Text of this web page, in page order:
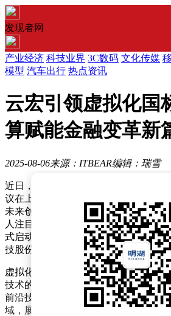
发现者网
产业经济 科技业界 3C数码 文化传媒
模型 汽车出行 热点资讯
云宏引领虚拟化国
算赋能金融变革新
2025-08-06来源：ITBEAR编辑：瑞雪
近日，一场聚焦于云计算标准化与金
议在上海盛大召开。此次会议以“智算
未来创新”为核心议题，吸引了众多行
人注目的是，虚拟化技术的国家标准
式启动，这一重任交由虚拟化技术的
技股份有限公司（以下简称“云宏”）
虚拟化技术，作为云计算基础设施的
技术的兴起，到国产软件的广泛应用
前沿技术的深度融合，其在党政、金
域，展现了强大的资源池化与智能调